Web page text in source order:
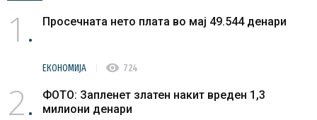
Стефановиќ
од должина
од 400 метри
место
Брвеница,
1 Просечната нето плата во мај 49.544 денари
ЕКОНОМИЈА visibility 724
2
ФОТО: Запленет златен накит вреден 1,3
милиони денари